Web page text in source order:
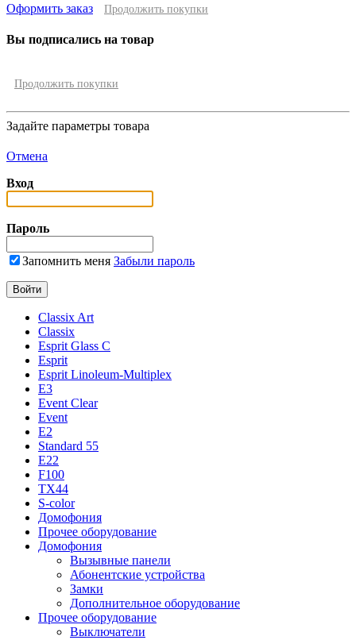
Оформить заказ Продолжить покупки
Вы подписались на товар
Продолжить покупки
Задайте параметры товара
Отмена
Вход
Пароль
Запомнить меня Забыли пароль
Classix Art
Classix
Esprit Glass C
Esprit
Esprit Linoleum-Multiplex
E3
Event Clear
Event
E2
Standard 55
E22
F100
TX44
S-color
Домофония
Прочее оборудование
Домофония
Вызывные панели
Абонентские устройства
Замки
Дополнительное оборудование
Прочее оборудование
Выключатели